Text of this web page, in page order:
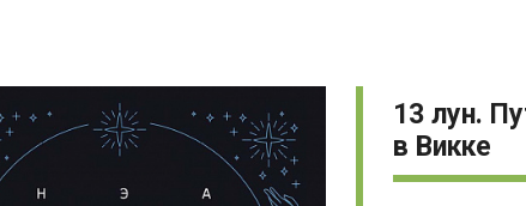
13 лун.
в Викке